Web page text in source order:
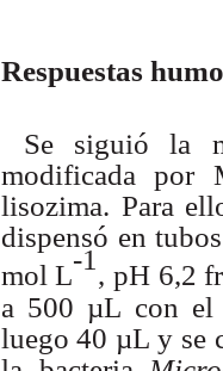
Respuestas
Se siguió la
modificada por
lisozima. Para
dispensó en tubos
mol L-1 , pH 6,2
a 500 µL con el
luego 40 µL y se